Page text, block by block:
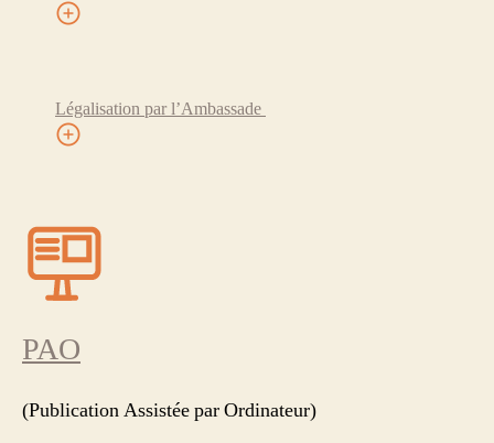
Légalisation par l’Ambassade
PAO
(Publication Assistée par Ordinateur)